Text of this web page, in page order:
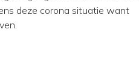
deze corona situatie want